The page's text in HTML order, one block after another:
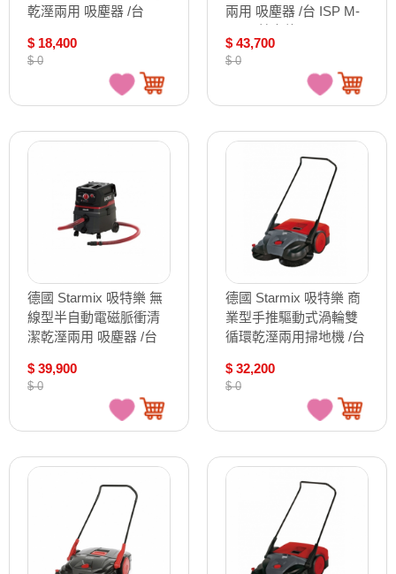
乾溼兩用 吸塵器 /台
$ 18,400
$ 0
兩用 吸塵器 /台 ISP M-
$ 43,700
$ 0
德國 Starmix 吸特樂 無
線型半自動電磁脈衝清
潔乾溼兩用 吸塵器 /台
頂配款
$ 39,900
$ 0
德國 Starmix 吸特樂 商
業型手推驅動式渦輪雙
循環乾溼兩用掃地機 /台
$ 32,200
$ 0